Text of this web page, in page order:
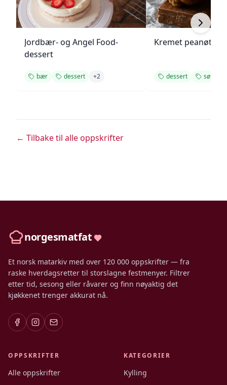
Jordbær- og Angel Food-
dessert
bær dessert +2
Kremet
dessert søt
← Tilbake til alle oppskrifter
norgesmatfat
Et norsk matarkiv med over 120 000 oppskrifter — fra
raske hverdagsretter til storslagne festmenyer. Filtrer
etter tid, sesong eller råvarer og finn nøyaktig det
kjøkkenet trenger akkurat nå.
OPPSKRIFTER
Alle oppskrifter
KATEGORIER
Kylling